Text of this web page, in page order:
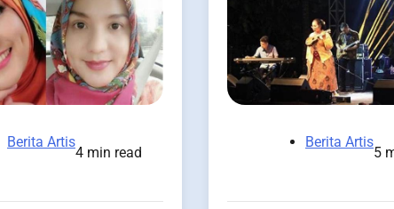
Berita Artis
4 min read
Berita Artis
5